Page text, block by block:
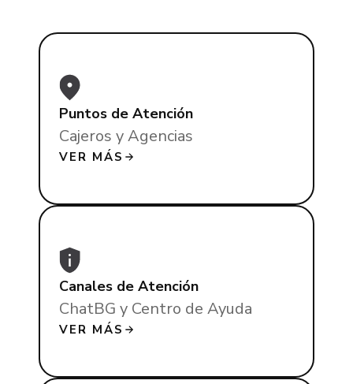
Puntos de Atención
Cajeros y Agencias
VER MÁS
Canales de Atención
ChatBG y Centro de Ayuda
VER MÁS